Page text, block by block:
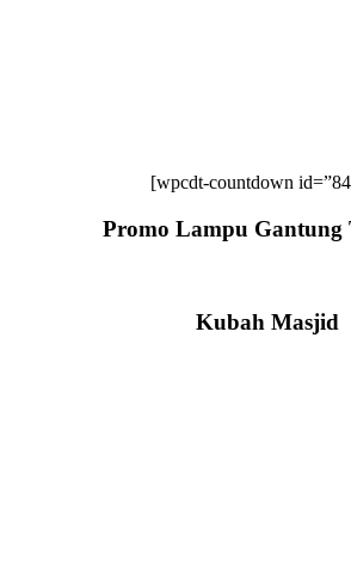
[wpcdt-countdown
Promo Lampu Gantung
Kubah Masjid